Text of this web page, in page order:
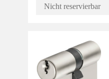
Nicht reservierbar